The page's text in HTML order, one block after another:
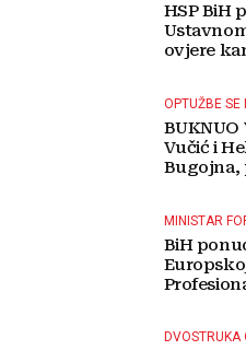
HSP BiH
ovjere
OPTUŽBE
BUKNUO
Vučić i
Bugojna,
MINISTAR
BiH
DVOSTRUKA